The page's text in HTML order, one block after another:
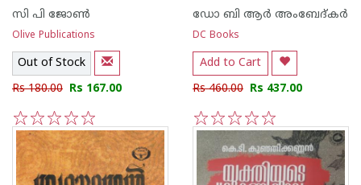
സി പി ജോണ്‍
Olive Publications
Out of Stock
Rs 180.00 Rs 167.00
5
4
3
2
1
ഡോ ബി ആര്‍ അംബേദ്കര്‍
DC Books
Add to Cart
Rs 460.00 Rs 437.00
5
4
3
2
1